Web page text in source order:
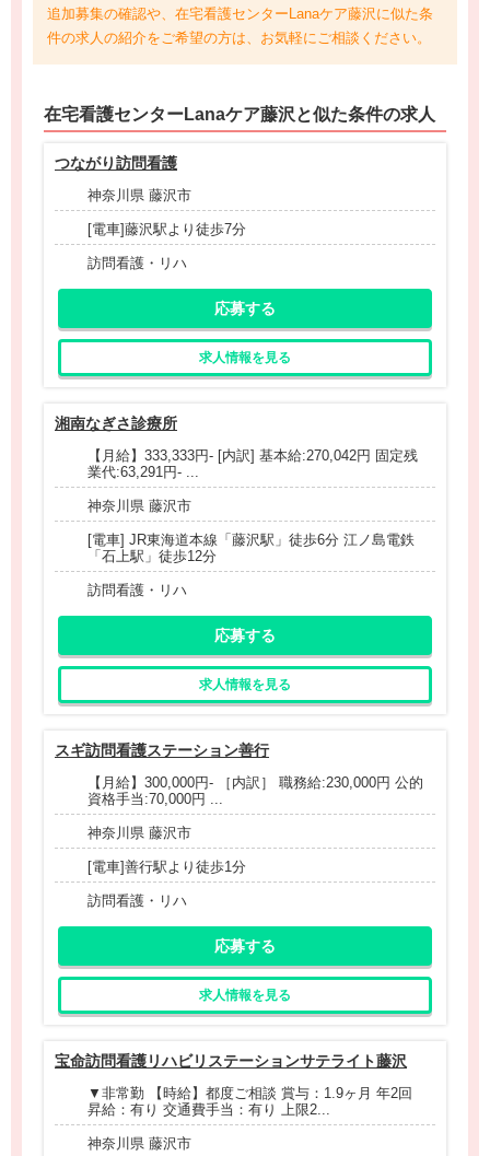
追加募集の確認や、在宅看護センターLanaケア藤沢に似た条
件の求人の紹介をご希望の方は、お気軽にご相談ください。
在宅看護センターLanaケア藤沢と似た条件の求人
つながり訪問看護
神奈川県 藤沢市
[電車]藤沢駅より徒歩7分
訪問看護・リハ
応募する
求人情報を見る
湘南なぎさ診療所
【月給】333,333円- [内訳] 基本給:270,042円 固定残
業代:63,291円- ...
神奈川県 藤沢市
[電車] JR東海道本線「藤沢駅」徒歩6分 江ノ島電鉄
「石上駅」徒歩12分
訪問看護・リハ
応募する
求人情報を見る
スギ訪問看護ステーション善行
【月給】300,000円- ［内訳］ 職務給:230,000円 公的
資格手当:70,000円 ...
神奈川県 藤沢市
[電車]善行駅より徒歩1分
訪問看護・リハ
応募する
求人情報を見る
宝命訪問看護リハビリステーションサテライト藤沢
▼非常勤 【時給】都度ご相談 賞与：1.9ヶ月 年2回
昇給：有り 交通費手当：有り 上限2...
神奈川県 藤沢市